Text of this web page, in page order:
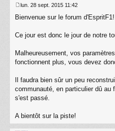
e
s
e
lun. 28 sept. 2015 11:42
Bienvenue sur le forum d'EspritF1!
Ce jour est donc le jour de notre
Malheureusement, vos
fonctionnent plus, vous devez
Il faudra bien sûr un peu
communauté, en particulier dû
s'est passé.
A bientôt sur la piste!